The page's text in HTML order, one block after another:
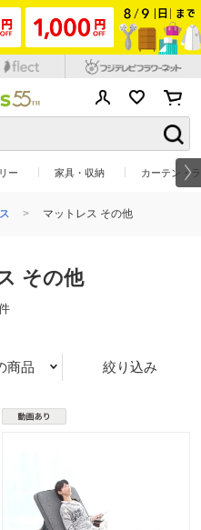
ー 家具・収納 カーテン・
マットレス その他
その他
商品 絞り込み